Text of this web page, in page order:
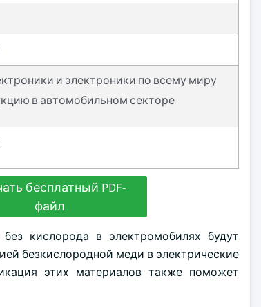
и электроники по всему миру
в автомобильном секторе
бесплатный PDF-
файл
кислорода в электромобилях будут
безкислородной меди в электрические
этих материалов также поможет